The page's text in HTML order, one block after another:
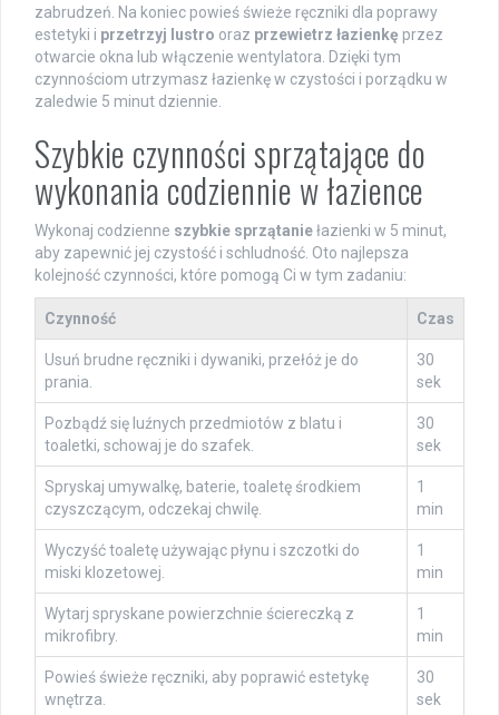
zabrudzeń. Na koniec powieś świeże ręczniki dla poprawy
estetyki i przetrzyj lustro oraz przewietrz łazienkę przez
otwarcie okna lub włączenie wentylatora. Dzięki tym
czynnościom utrzymasz łazienkę w czystości i porządku w
zaledwie 5 minut dziennie.
Szybkie czynności sprzątające do
wykonania codziennie w łazience
Wykonaj codzienne szybkie sprzątaniełazienki w 5 minut,
aby zapewnić jej czystość i schludność. Oto najlepsza
kolejność czynności, które pomogą Ci w tym zadaniu:
Czynność Czas
Usuń brudne ręczniki i dywaniki, przełóż je do
prania.
30
sek
Pozbądź się luźnych przedmiotów z blatu i
toaletki, schowaj je do szafek.
30
sek
Spryskaj umywalkę, baterie, toaletę środkiem
czyszczącym, odczekaj chwilę.
1
min
Wyczyść toaletę używając płynu i szczotki do
miski klozetowej.
1
min
Wytarj spryskane powierzchnie ściereczką z
mikrofibry.
1
min
Powieś świeże ręczniki, aby poprawić estetykę
wnętrza.
30
sek